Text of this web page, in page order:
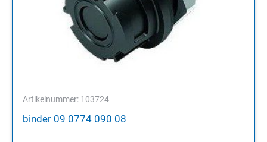
Artikelnummer: 103724
binder 09 0774 090 08